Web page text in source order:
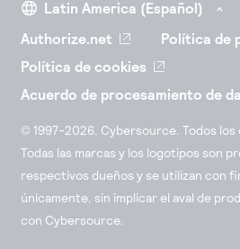
Authorize.net
Política de
Política de cookies
Acuerdo de procesamiento de
© 1997-2026. Cybersource. Todos los
Todas las marcas y los logotipos son
respectivos dueños y se utilizan con
únicamente, sin implicar el aval de
con Cybersource.